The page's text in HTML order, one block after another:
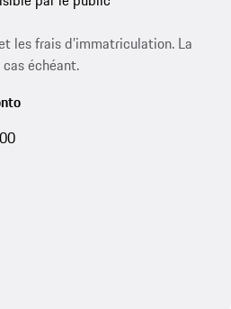
les frais d’immatriculation. La
échéant.